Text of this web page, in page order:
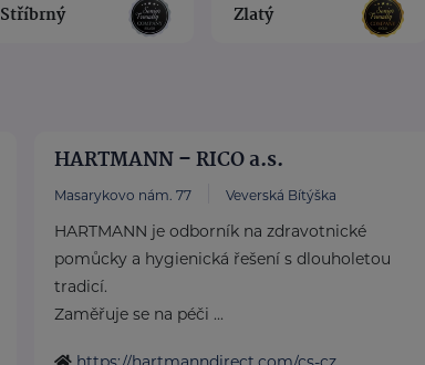
Stříbrný Zlatý
HARTMANN – RICO a.s.
Masarykovo nám. 77 Veverská Bítýška
HARTMANN je odborník na zdravotnické
pomůcky a hygienická řešení s dlouholetou
tradicí.
Zaměřuje se na péči ...